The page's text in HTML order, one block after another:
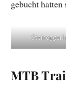
gebucht hatten
MTB